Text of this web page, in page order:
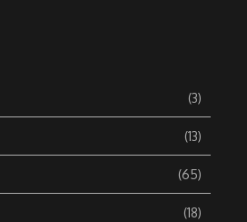
(3)
(13)
(65)
(18)